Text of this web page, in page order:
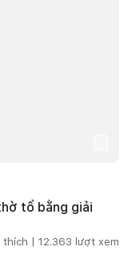
tổ bằng giải
| 12.363 lượt xem